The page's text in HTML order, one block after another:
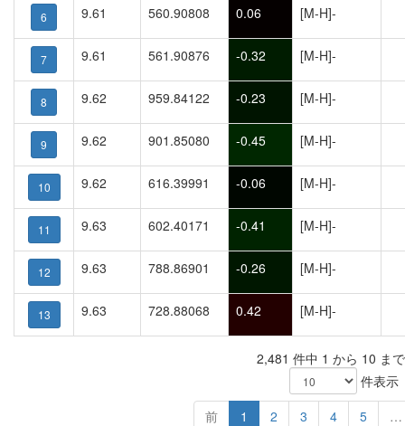
6 9.61 560.90808 0.06 [M-H]-
7 9.61 561.90876 -0.32 [M-H]-
8 9.62 959.84122 -0.23 [M-H]-
9 9.62 901.85080 -0.45 [M-H]-
10 9.62 616.39991 -0.06 [M-H]-
11 9.63 602.40171 -0.41 [M-H]-
12 9.63 788.86901 -0.26 [M-H]-
13 9.63 728.88068 0.42 [M-H]-
2,481 件中 1 から 10 ま
件表示
前
1 2 3 4 5 …